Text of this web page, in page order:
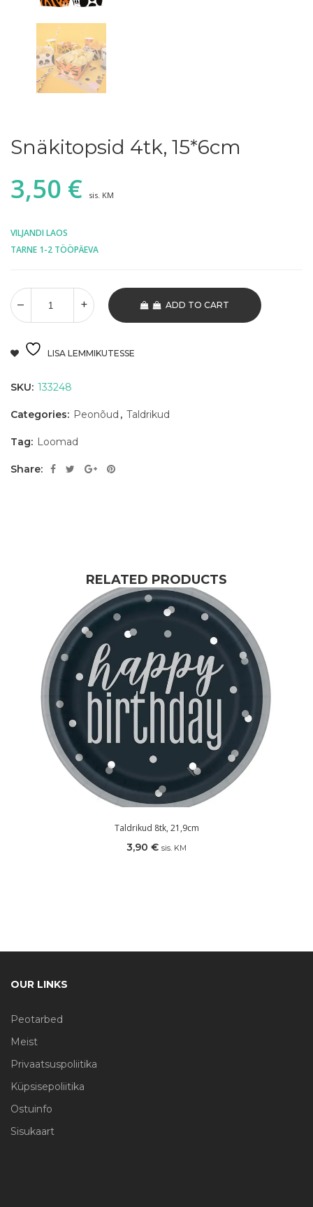
Snäkitopsid 4tk, 15*6cm
3,50 € sis. KM
VILJANDI LAOS
TARNE 1-2 TÖÖPÄEVA
ADD TO CART
LISA LEMMIKUTESSE
SKU: 133248
Categories: Peonõud , Taldrikud
Tag: Loomad
Share:
RELATED PRODUCTS
Taldrikud 8tk, 21,9cm
3,90 € sis. KM
OUR LINKS
Peotarbed
Meist
Privaatsuspoliitika
Küpsisepoliitika
Ostuinfo
Sisukaart